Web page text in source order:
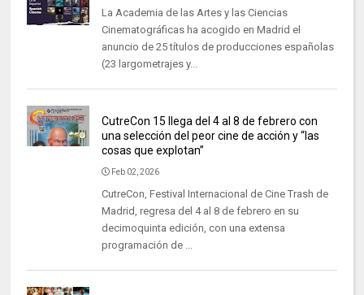
La Academia de las Artes y las Ciencias
Cinematográficas ha acogido en Madrid el
anuncio de 25 títulos de producciones españolas
(23 largometrajes y...
CutreCon 15 llega del 4 al 8 de febrero con
una selección del peor cine de acción y “las
cosas que explotan”
Feb 02, 2026
CutreCon, Festival Internacional de Cine Trash de
Madrid, regresa del 4 al 8 de febrero en su
decimoquinta edición, con una extensa
programación de ...